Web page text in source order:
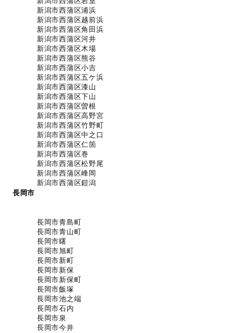
新潟市西蒲区浦浜
新潟市西蒲区越前浜
新潟市西蒲区角田浜
新潟市西蒲区河井
新潟市西蒲区木場
新潟市西蒲区熊谷
新潟市西蒲区小吉
新潟市西蒲区五ケ浜
新潟市西蒲区漆山
新潟市西蒲区下山
新潟市西蒲区曽根
新潟市西蒲区高野宮
新潟市西蒲区竹野町
新潟市西蒲区中之口
新潟市西蒲区仁箇
新潟市西蒲区巻
新潟市西蒲区松野尾
新潟市西蒲区峰岡
新潟市西蒲区鎧潟
長岡市
長岡市青島町
長岡市青山町
長岡市曙
長岡市旭町
長岡市新町
長岡市新保
長岡市新保町
長岡市飯塚
長岡市池之端
長岡市石内
長岡市泉
長岡市今井